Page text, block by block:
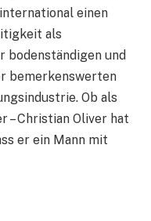
einen
als
bodenständigen und
bemerkenswerten
Ob als
– Christian Oliver hat
er ein Mann mit